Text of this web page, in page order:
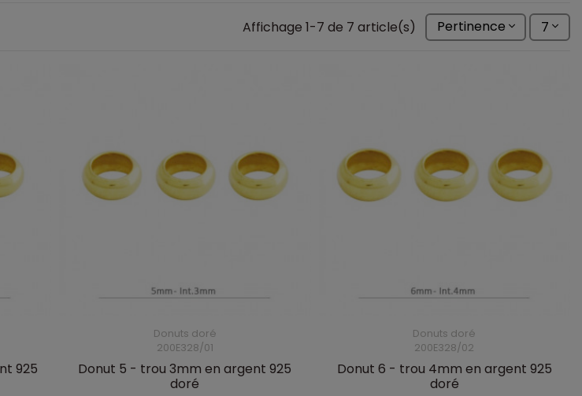
Affichage 1-7 de 7 article(s) Pertinence 7
925
Donuts doré
200E328/01
Donut 5 - trou 3mm en argent 925
doré
Donuts doré
200E328/02
Donut 6 - trou 4mm en argent 925
doré